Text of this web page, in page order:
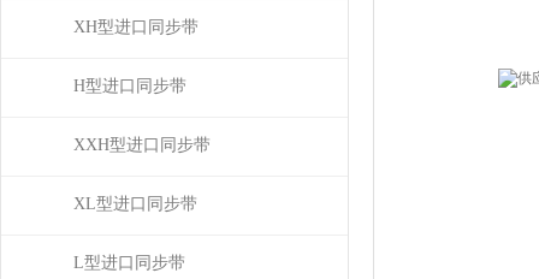
XH型进口同步带
H型进口同步带
XXH型进口同步带
XL型进口同步带
L型进口同步带